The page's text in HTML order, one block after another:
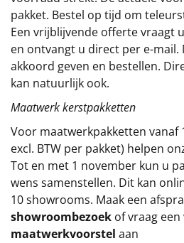
Relatiegeschenken
Cadeaubon
Alle overige
pakket. Bestel op tijd om
Een vrijblijvende offerte vraagt
en ontvangt u direct per e-mail.
akkoord geven en bestellen.
kan natuurlijk ook.
Maatwerk kerstpakketten
Voor maatwerkpakketten vanaf
excl. BTW per pakket) helpen
Tot en met 1 november kun u
wens samenstellen. Dit kan
10 showrooms. Maak een
showroombezoek of vraag
maatwerkvoorstel aan